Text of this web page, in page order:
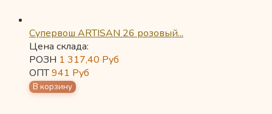
Супервош ARTISAN 26 розовый...
Цена склада:
РОЗН 1 317,40 Руб
ОПТ941 Руб